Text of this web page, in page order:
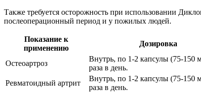
Также требуется осторожность при использовании
послеоперационный период и у пожилых людей.
Показание к
применению
Дозировка
Остеоартроз
Внутрь, по 1-2 капсулы (75-150
раза в день.
Ревматоидный артрит
Внутрь, по 1-2 капсулы (75-150
раза в день.